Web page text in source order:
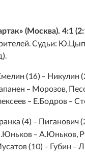
(Москва). 4:1
Судьи:
(16) –
– Морозов,
– Е.Бодров –
(4) –
– А.Юньков,
(10) – Губин –